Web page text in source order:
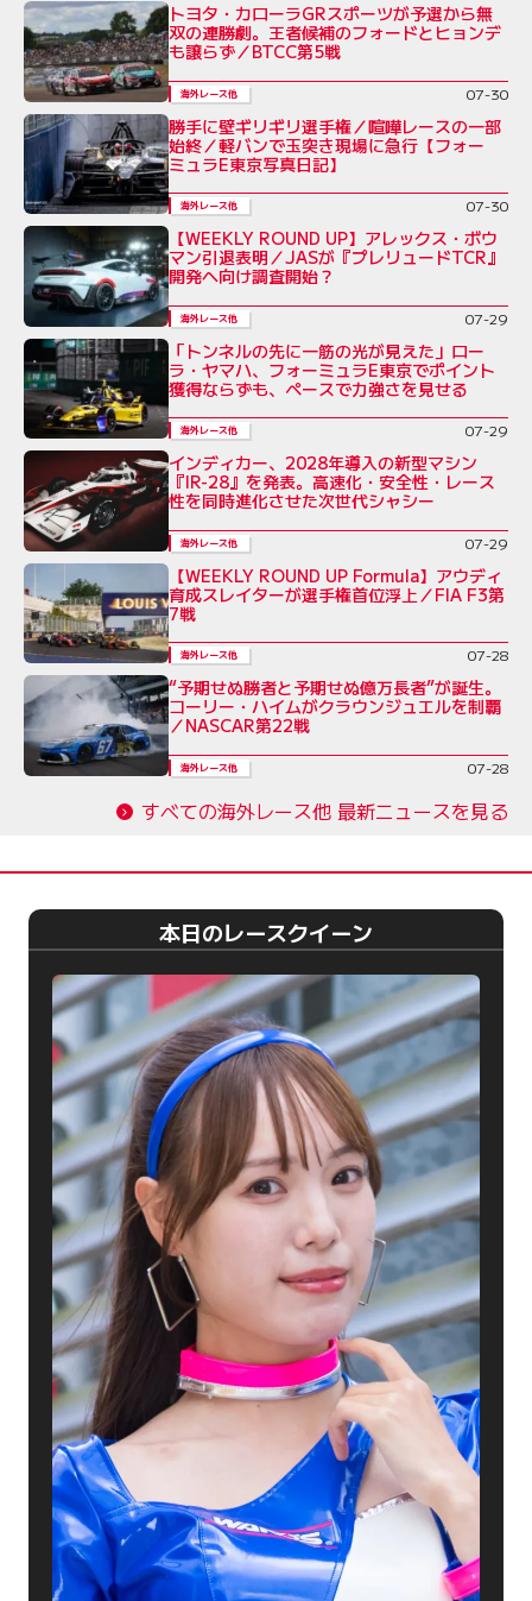
トヨタ・カローラGRスポーツが予選から無
双の連勝劇。王者候補のフォードとヒョンデ
も譲らず／BTCC第5戦
海外レース他 07-30
勝手に壁ギリギリ選手権／喧嘩レースの一部
始終／軽バンで玉突き現場に急行【フォー
ミュラE東京写真日記】
海外レース他 07-30
【WEEKLY ROUND UP】アレックス・ボウ
マン引退表明／JASが『プレリュードTCR』
開発へ向け調査開始？
海外レース他 07-29
「トンネルの先に一筋の光が見えた」ロー
ラ・ヤマハ、フォーミュラE東京でポイント
獲得ならずも、ペースで力強さを見せる
海外レース他 07-29
インディカー、2028年導入の新型マシン
『IR-28』を発表。高速化・安全性・レース
性を同時進化させた次世代シャシー
海外レース他 07-29
【WEEKLY ROUND UP Formula】アウディ
育成スレイターが選手権首位浮上／FIA F3第
7戦
海外レース他 07-28
“予期せぬ勝者と予期せぬ億万長者”が誕生。
コーリー・ハイムがクラウンジュエルを制覇
／NASCAR第22戦
海外レース他 07-28
すべての海外レース他 最新ニュースを見る
本日のレースクイーン